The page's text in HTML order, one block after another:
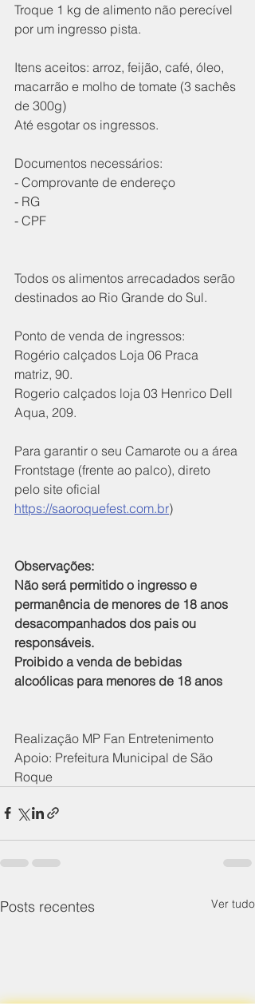
Troque 1 kg de alimento não perecível
por um ingresso pista.
Itens aceitos: arroz, feijão, café, óleo,
macarrão e molho de tomate (3 sachês
de 300g)
Até esgotar os ingressos.
Documentos necessários:
- Comprovante de endereço
- RG
- CPF
Todos os alimentos arrecadados serão
destinados ao Rio Grande do Sul.
Ponto de venda de ingressos:
Rogério calçados Loja 06 Praca
matriz, 90.
Rogerio calçados loja 03 Henrico Dell
Aqua, 209.
Para garantir o seu Camarote ou a área
Frontstage (frente ao palco), direto
pelo site oficial
https://saoroquefest.com.br)
Observações:
Não será permitido o ingresso e
permanência de menores de 18 anos
desacompanhados dos pais ou
responsáveis.
​Proibido a venda de bebidas
alcoólicas para menores de 18 anos
Realização MP Fan Entretenimento
Apoio: Prefeitura Municipal de São
Roque
Posts recentes Ver tudo